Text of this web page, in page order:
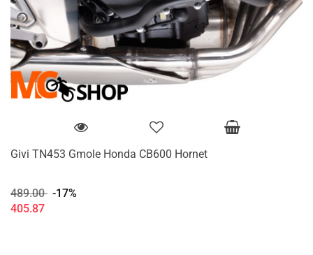
Givi TN453 Gmole Honda CB600 Hornet
489.00 -17%
405.87